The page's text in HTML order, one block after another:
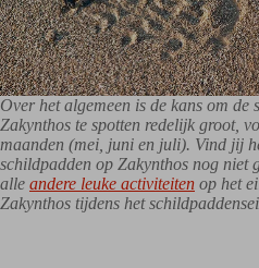
Over het algemeen is de kans om de
Zakynthos te spotten redelijk groot,
maanden (mei, juni en juli). Vind jij
schildpadden op Zakynthos nog niet
alle andere leuke activiteiten op het
Zakynthos tijdens het